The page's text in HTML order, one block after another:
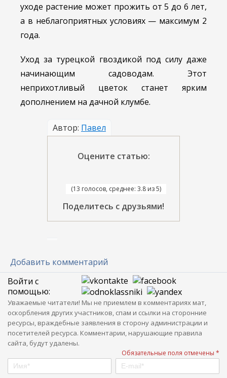
уходе растение может прожить от 5 до 6 лет,
а в неблагоприятных условиях — максимум 2
года.
Уход за турецкой гвоздикой под силу даже
начинающим садоводам. Этот
неприхотливый цветок станет ярким
дополнением на дачной клумбе.
Автор: Павел
Оцените статью:
(13 голосов, среднее: 3.8 из 5)
Поделитесь с друзьями!
Добавить комментарий
Войти с
помощью:
Уважаемые читатели! Мы не приемлем в комментариях мат,
оскорбления других участников, спам и ссылки на сторонние
ресурсы, враждебные заявления в сторону администрации и
посетителей ресурса. Комментарии, нарушающие правила
сайта, будут удалены.
Обязательные поля отмечены *